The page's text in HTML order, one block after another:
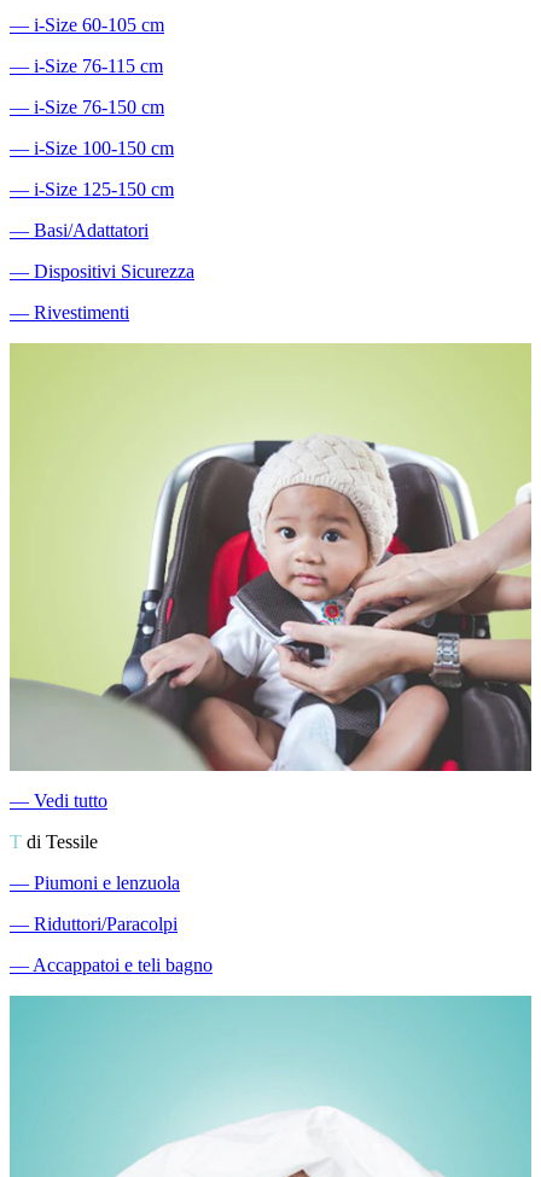
― i-Size 60-105 cm
― i-Size 76-115 cm
― i-Size 76-150 cm
― i-Size 100-150 cm
― i-Size 125-150 cm
― Basi/Adattatori
― Dispositivi Sicurezza
― Rivestimenti
― Vedi tutto
T di Tessile
― Piumoni e lenzuola
― Riduttori/Paracolpi
―Accappatoi e teli bagno